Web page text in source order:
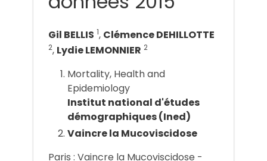
Gil BELLIS 1, Clémence DEHILLOTTE
2, Lydie LEMONNIER 2
Mortality, Health and
Epidemiology
Institut national d'études
démographiques (Ined)
Vaincre la Mucoviscidose
Paris : Vaincre la Mucoviscidose -